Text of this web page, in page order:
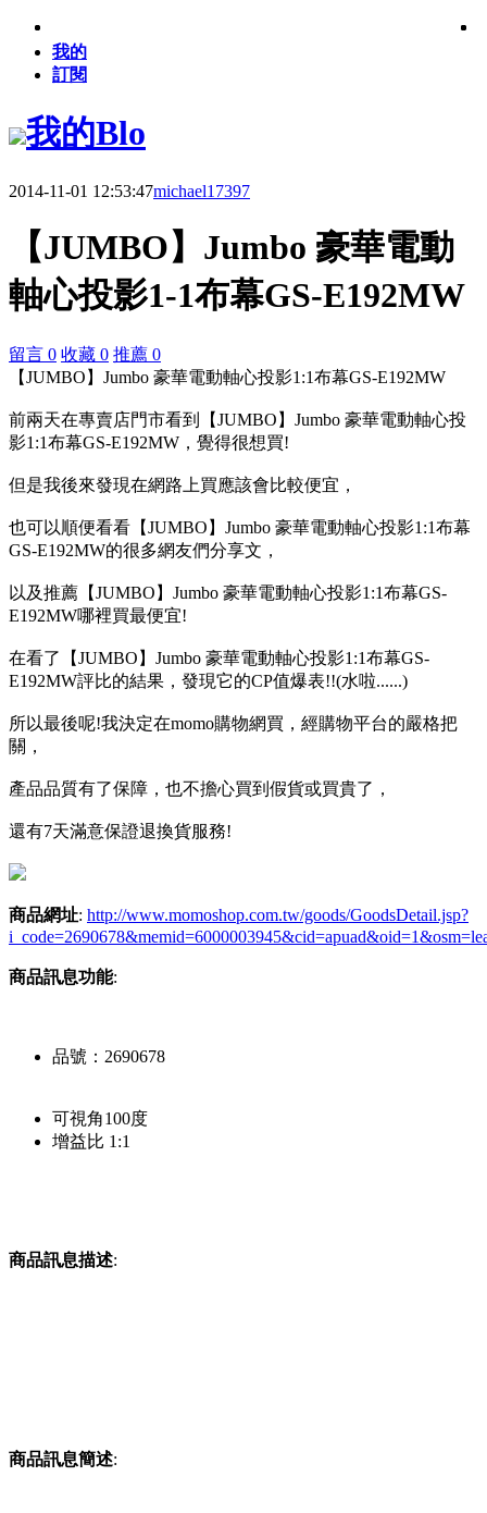
我的
訂閱
我的Blo
2014-11-01 12:53:47michael17397
【JUMBO】Jumbo 豪華電動
軸心投影1-1布幕GS-E192MW
留言 0 收藏 0 推薦 0
【JUMBO】Jumbo 豪華電動軸心投影1:1布幕GS-E192MW
前兩天在專賣店門市看到【JUMBO】Jumbo 豪華電動軸心投
影1:1布幕GS-E192MW，覺得很想買!
但是我後來發現在網路上買應該會比較便宜，
也可以順便看看【JUMBO】Jumbo 豪華電動軸心投影1:1布幕
GS-E192MW的很多網友們分享文，
以及推薦【JUMBO】Jumbo 豪華電動軸心投影1:1布幕GS-
E192MW哪裡買最便宜!
在看了【JUMBO】Jumbo 豪華電動軸心投影1:1布幕GS-
E192MW評比的結果，發現它的CP值爆表!!(水啦......)
所以最後呢!我決定在momo購物網買，經購物平台的嚴格把
關，
產品品質有了保障，也不擔心買到假貨或買貴了，
還有7天滿意保證退換貨服務!
商品網址: http://www.momoshop.com.tw/goods/GoodsDetail.jsp?
商品訊息功能:
品號：2690678
可視角100度
增益比 1:1
商品訊息描述:
商品訊息簡述: